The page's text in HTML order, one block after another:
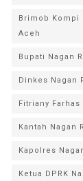
Brimob Kompi
Aceh
Bupati Nagan
Dinkes Nagan
Fitriany Farhas
Kantah Nagan
Kapolres
Ketua DPRK